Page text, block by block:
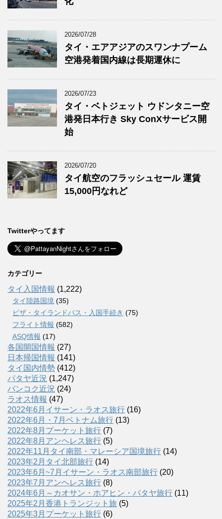
2026/07/28
タイ・エアアジアのスワンナプーム
空港発着国内線は長期運休に
2026/07/23
タイ・ベトジェット ウドンタニー空
港発日本行き Sky ConXサービス開
始
2026/07/20
タイ航空のフラッシュセール 運賃
15,000円なれど
Twitterやってます
カテゴリー
タイ入国情報 (1,222)
タイ陸路国境 (35)
ビザ・タイランドパス・入国手続き (75)
フライト情報 (582)
ASQ情報 (17)
各国開国情報 (27)
日本帰国情報 (141)
タイ国内情勢 (412)
パタヤ近況 (1,247)
バンコク近況 (24)
ラオス情報 (47)
2022年6月イサーン・ラオス旅行 (16)
2022年6月・7月ベトナム旅行 (13)
2022年8月プーケット旅行 (7)
2022年8月アンヘレス旅行 (5)
2022年11月タイ南部・マレーシア国境旅行 (14)
2023年2月タイ北部旅行 (14)
2023年6月~7月イサーン・ラオス南部旅行 (20)
2023年7月アンヘレス旅行 (8)
2024年6月～カオサン・ホアヒン・パタヤ旅行 (11)
2025年2月香港トランジット旅 (5)
2025年3月プーケット旅行 (6)